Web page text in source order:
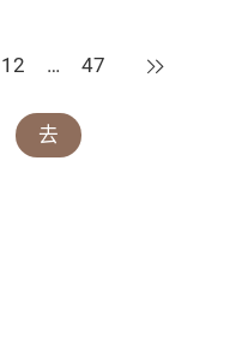
12 … 47 下一页
去